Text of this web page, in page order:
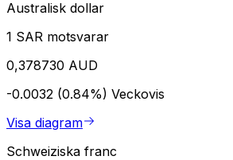
Australisk dollar
1 SAR motsvarar
0,378730 AUD
-0.0032 (0.84%) Veckovis
Visa diagram
Schweiziska franc